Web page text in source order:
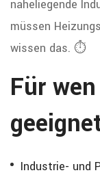
naheliegende
müssen
wissen das. ⏱️
Für
Industrie- und